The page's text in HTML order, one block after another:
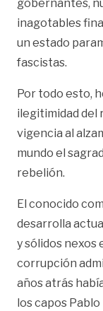
gobernantes,
inagotables
un estado
fascistas.
Por todo esto,
ilegitimidad del
vigencia al
mundo el
rebelión.
El conocido
desarrolla
y sólidos nexos
corrupción
años atrás
los capos